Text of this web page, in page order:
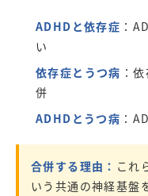
ADHDと依存症 ：
い
依存症とうつ病 ：
併
ADHDとうつ病 ：
合併する理由： これ
いう共通の神経基盤